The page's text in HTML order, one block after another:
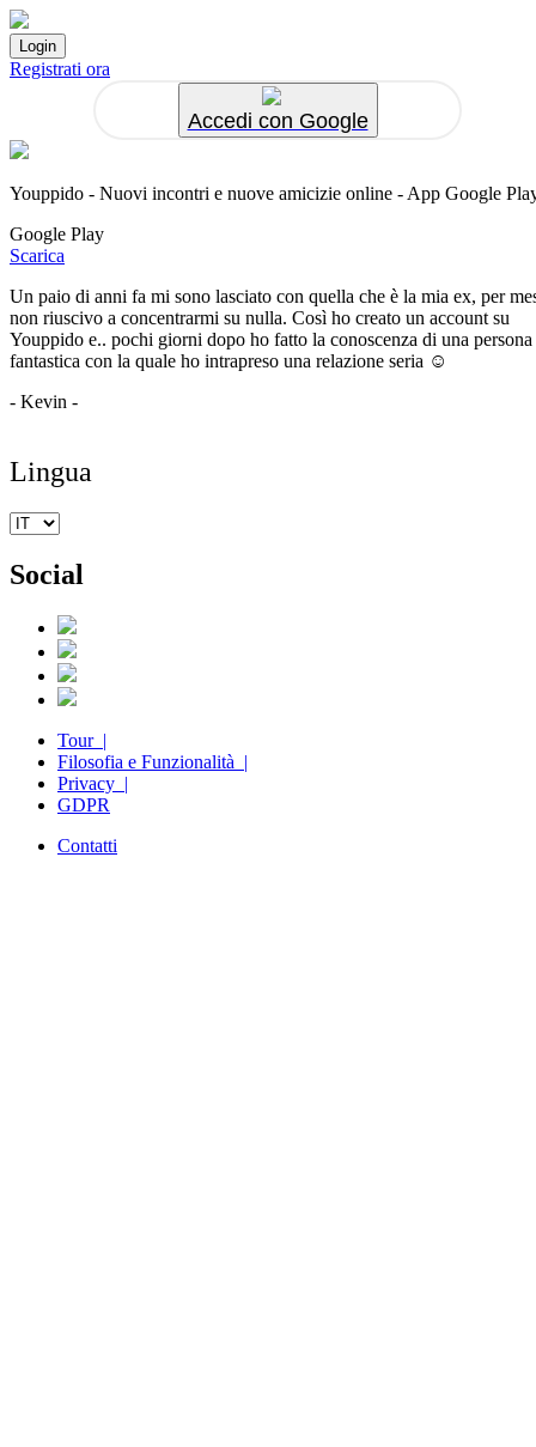
Registrati ora
Accedi con Google
Youppido - Nuovi incontri e nuove amicizie online - App Google
Google Play
Scarica
Un paio di anni fa mi sono lasciato con quella che è la mia ex, per
non riuscivo a concentrarmi su nulla. Così ho creato un account su
Youppido e.. pochi giorni dopo ho fatto la conoscenza di una persona
fantastica con la quale ho intrapreso una relazione seria ☺️
- Kevin -
Lingua
Social
Tour |
Filosofia e Funzionalità |
Privacy |
GDPR
Contatti